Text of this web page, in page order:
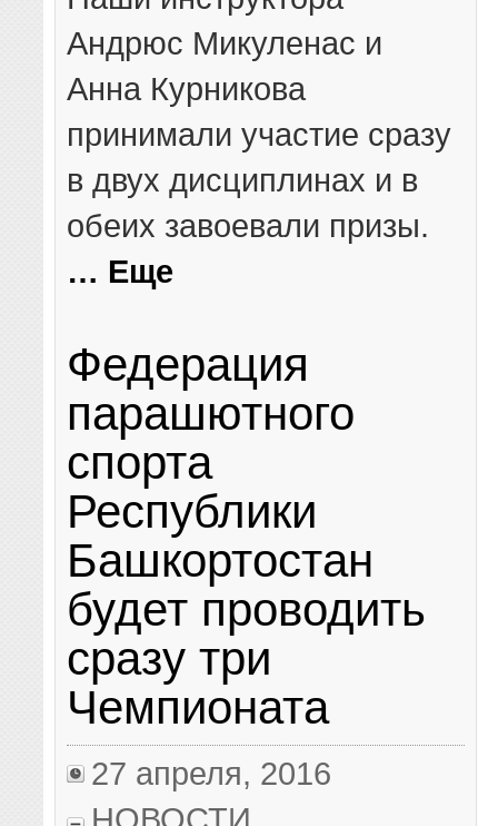
Андрюс Микуленас и
Анна Курникова
принимали участие сразу
в двух дисциплинах и в
обеих завоевали призы.
… Еще
Федерация
парашютного
спорта
Республики
Башкортостан
будет проводить
сразу три
Чемпионата
27 апреля, 2016
НОВОСТИ